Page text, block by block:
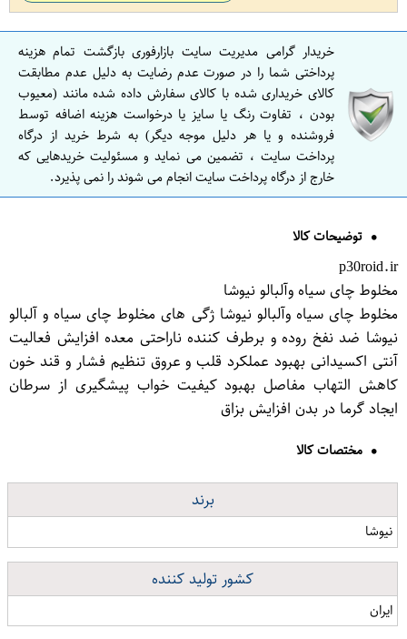
خریدار گرامی مدیریت سایت بازارفوری بازگشت تمام هزینه
پرداختی شما را در صورت عدم رضایت به دلیل عدم مطابقت
کالای خریداری شده با کالای سفارش داده شده مانند (معیوب
بودن ، تفاوت رنگ یا سایز یا درخواست هزینه اضافه توسط
فروشنده و یا هر دلیل موجه دیگر) به شرط خرید از درگاه
پرداخت سایت ، تضمین می نماید و مسئولیت خریدهایی که
خارج از درگاه پرداخت سایت انجام می شوند را نمی پذیرد.
توضیحات کالا
p30roid.ir
مخلوط چای سیاه وآلبالو نیوشا
مخلوط چای سیاه وآلبالو نیوشا ژگی های مخلوط چای سیاه و آلبالو
نیوشا ضد نفخ روده و برطرف کننده ناراحتی معده افزایش فعالیت
آنتی اکسیدانی بهبود عملکرد قلب و عروق تنظیم فشار و قند خون
کاهش التهاب مفاصل بهبود کیفیت خواب پیشگیری از سرطان
ایجاد گرما در بدن افزایش بزاق
مختصات کالا
برند
نیوشا
کشور تولید کننده
ایران